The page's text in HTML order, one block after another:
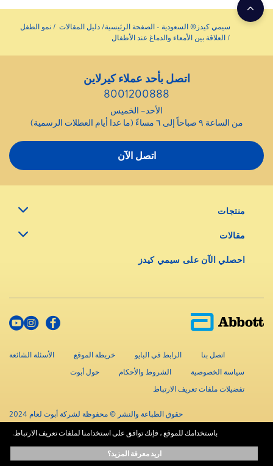
سيمي كيدز® السعودية - الصفحة الرئيسية دليل المقالات
نمو الطفل
العلاقة بين الأمعاء والدماغ عند الأطفال
اتصل بأحد عملاء كيرلاين
8001200888
الأحد– الخميس
من الساعة ٩ صباحاً إلى ٦ مساءً (ما عدا أيام العطلات الرسمية)
اتصل الآن
منتجات
مقالات
احصلي الآن على سيمي كيدز
اتصل بنا الرابط في البايو خريطة الموقع
الأسئلة الشائعة
سياسة الخصوصية
الشروط والأحكام
حول أبوت
تفضيلات ملفات تعريف الارتباط
حقوق الطباعة والنشر © محفوظة لشركة أبوت لعام 2024
المعلومات الموجودة في هذا الموقع متاحة لأهداف تعليمية فقط.، ولا تحل محل
استشارة المتخصصين المعتمدين. استشر دائماً أخصائيي الرعاية الصحية للحصول على
باستخدامك للموقع ، فإنك توافق على استخدامنا لملفات تعريف الارتباط.
اريد معرفة المزيد؟